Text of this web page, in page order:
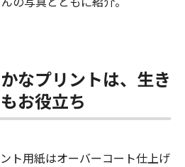
なプリントは、生き
お役立ち
ト用紙はオーバーコート仕上げ